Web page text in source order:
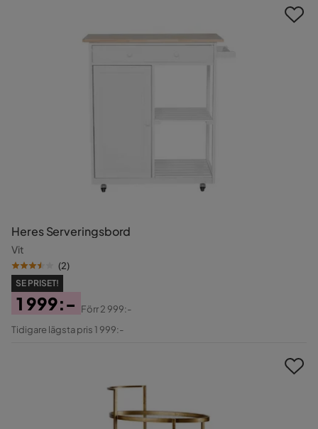
Heres Serveringsbord
Vit
(2)
SE PRISET!
Pris
1 999:-
Original
Förr2 999:-
Tidigare lägsta pris 1 999:-